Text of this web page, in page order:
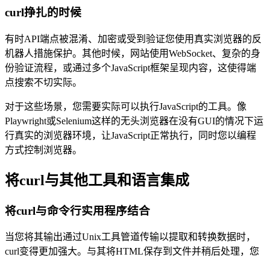
curl挣扎的时候
有时API端点被混淆、加密或受到验证您使用真实浏览器的反
机器人措施保护。其他时候，网站使用WebSocket、复杂的身
份验证流程，或通过多个JavaScript框架呈现内容，这使得端
点搜索不切实际。
对于这些场景，您需要实际可以执行JavaScript的工具。像
Playwright或Selenium这样的无头浏览器在没有GUI的情况下运
行真实的浏览器环境，让JavaScript正常执行，同时您以编程
方式控制浏览器。
将curl与其他工具和语言集成
将curl与命令行实用程序结合
当您将其输出通过Unix工具管道传输以提取和转换数据时，
curl变得更加强大。与其将HTML保存到文件并稍后处理，您